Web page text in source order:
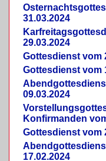
31.03.2024
29.03.2024
Gottesdienst vom
Gottesdienst vom
09.03.2024
Konfirmanden
Gottesdienst vom
17.02.2024